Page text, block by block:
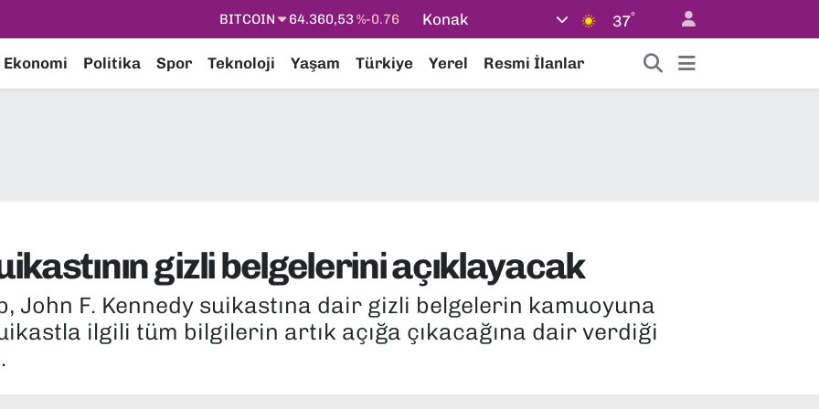
DOLAR 47,7069%0.17
STERLİN
64,1897%0.02
Konak 37°
Ekonomi Politika Spor Teknoloji Yaşam Türkiye Yerel Resmi İlanlar
gizli belgelerini açıklayacak
John F. Kennedy suikastına dair gizli belgelerin kamuoyuna
ilgili tüm bilgilerin artık açığa çıkacağına dair verdiği